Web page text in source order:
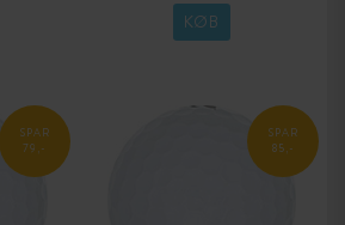
KOMPRESSION MEDIUM
KØB
SPAR
79,-
SPAR
85,-